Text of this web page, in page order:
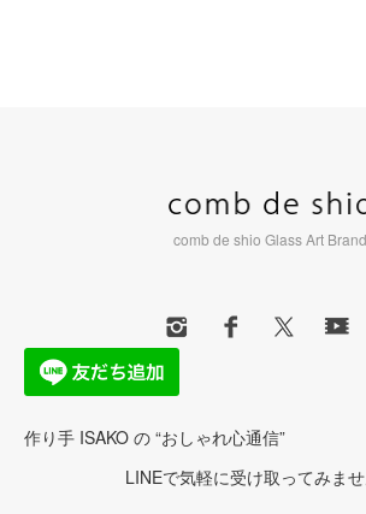
comb de shio Glass Art Brand
作り手 ISAKO の “おしゃれ心通信”
LINEで気軽に受け取ってみま